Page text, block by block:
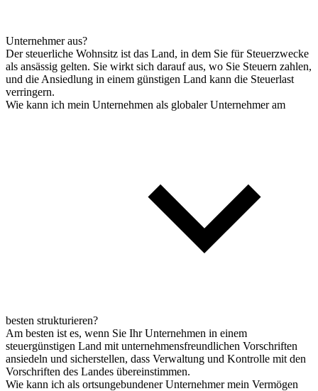
Unternehmer aus?
Der steuerliche Wohnsitz ist das Land, in dem Sie für Steuerzwecke
als ansässig gelten. Sie wirkt sich darauf aus, wo Sie Steuern zahlen,
und die Ansiedlung in einem günstigen Land kann die Steuerlast
verringern.
Wie kann ich mein Unternehmen als globaler Unternehmer am
besten strukturieren?
Am besten ist es, wenn Sie Ihr Unternehmen in einem
steuergünstigen Land mit unternehmensfreundlichen Vorschriften
ansiedeln und sicherstellen, dass Verwaltung und Kontrolle mit den
Vorschriften des Landes übereinstimmen.
Wie kann ich als ortsungebundener Unternehmer mein Vermögen